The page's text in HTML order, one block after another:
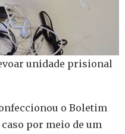
unidade prisional
o Boletim
por meio de um